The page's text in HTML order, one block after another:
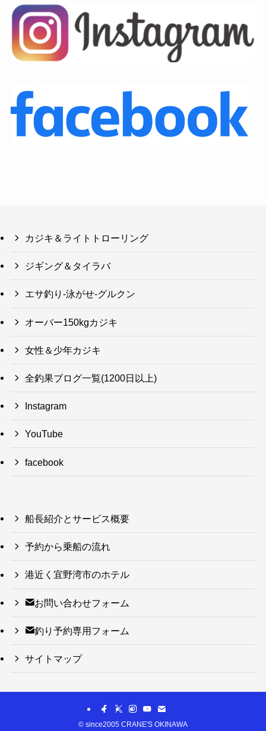
カジキ＆ライトトローリング
ジギング＆タイラバ
エサ釣り-泳がせ-グルクン
オーバー150kgカジキ
女性＆少年カジキ
全釣果ブログ一覧(1200日以上)
Instagram
YouTube
facebook
船長紹介とサービス概要
予約から乗船の流れ
港近く宜野湾市のホテル
お問い合わせフォーム
釣り予約専用フォーム
サイトマップ
© since2005 CRANE'S OKINAWA